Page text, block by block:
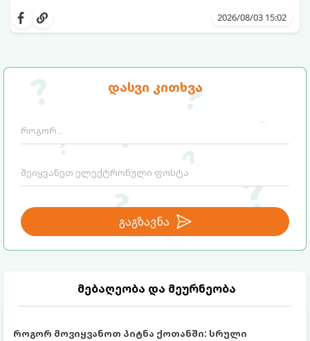
დასვი კითხვა
გაგზავნა
მებაღეობა და მეურნეობა
როგორ მოვიყვანოთ პიტნა ქოთანში: სრული
მომზადებაა - მოხარშვის გარეშე.
ბუნებრივ, კაშკაშა გემოს, არომატს და
2026/08/03 15:02